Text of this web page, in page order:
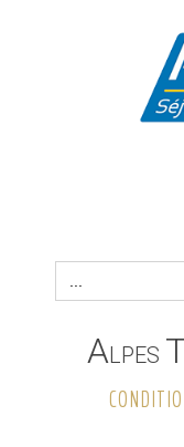
Search
for:
ALPES